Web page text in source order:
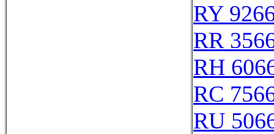
RY
RR
RH
RC
RU